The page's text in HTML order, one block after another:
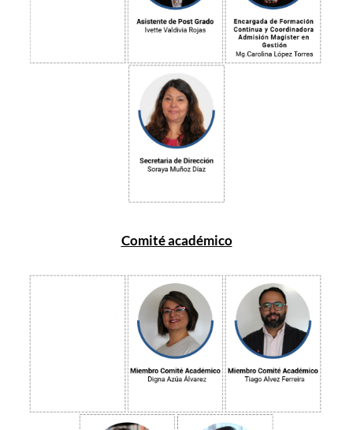
Comité académico